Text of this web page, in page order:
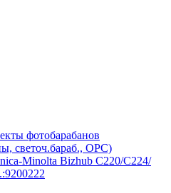
фотобарабанов
светоч.бараб., OPC)
Minolta Bizhub С220/C224/